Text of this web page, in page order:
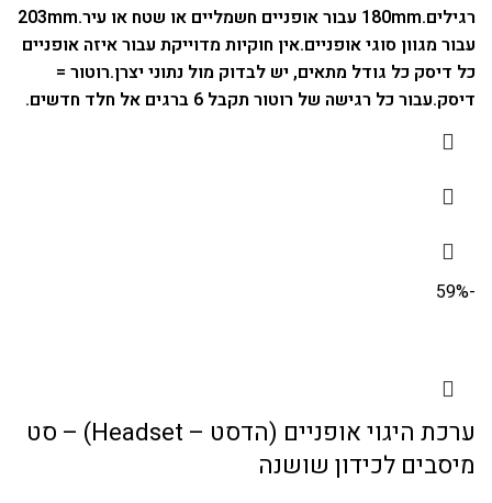
רגילים.180mm עבור אופניים חשמליים או שטח או עיר.
203mm
עבור מגוון סוגי אופניים.אין חוקיות מדוייקת עבור איזה אופניים
כל דיסק כל גודל מתאים, יש לבדוק מול נתוני יצרן.רוטור =
דיסק.עבור כל רגישה של רוטור תקבל 6 ברגים אל חלד חדשים.
-59%
ערכת היגוי אופניים (הדסט – Headset) – סט
מיסבים לכידון שושנה